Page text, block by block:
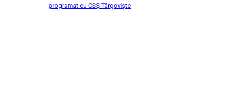
programat cu CSȘ Târgovişte